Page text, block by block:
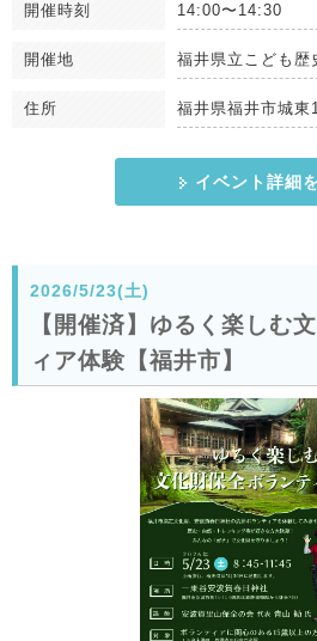
開催時刻 14:00〜14:30
開催地 福井県立こども歴
住所 福井県福井市城東
イベント詳細
2026/5/23(土)
【開催済】ゆるく楽しむ
ィア体験【福井市】